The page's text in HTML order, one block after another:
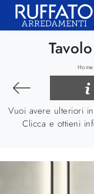
Home
Vuoi avere ulteriori
Clicca e ottieni